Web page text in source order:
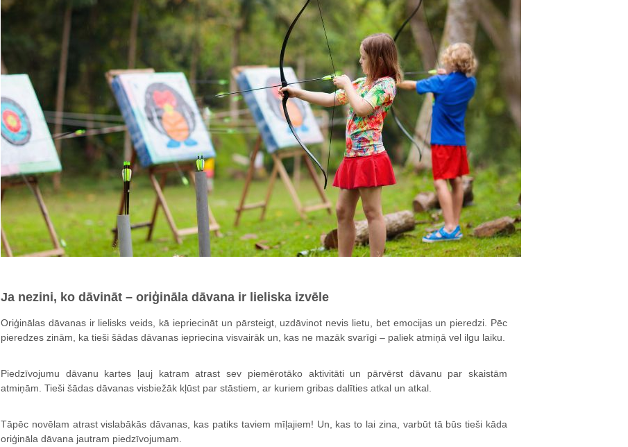
Ja nezini, ko dāvināt – oriģināla dāvana ir lieliska izvēle
Oriģinālas dāvanas ir lielisks veids, kā iepriecināt un pārsteigt, uzdāvinot nevis lietu, bet emocijas un pieredzi. Pēc
pieredzes zinām, ka tieši šādas dāvanas iepriecina visvairāk un, kas ne mazāk svarīgi – paliek atmiņā vel ilgu laiku.
Piedzīvojumu dāvanu kartes ļauj katram atrast sev piemērotāko aktivitāti un pārvērst dāvanu par skaistām
atmiņām. Tieši šādas dāvanas visbiežāk kļūst par stāstiem, ar kuriem gribas dalīties atkal un atkal.
Tāpēc novēlam atrast vislabākās dāvanas, kas patiks taviem mīļajiem! Un, kas to lai zina, varbūt tā būs tieši kāda
oriģināla dāvana jautram piedzīvojumam.